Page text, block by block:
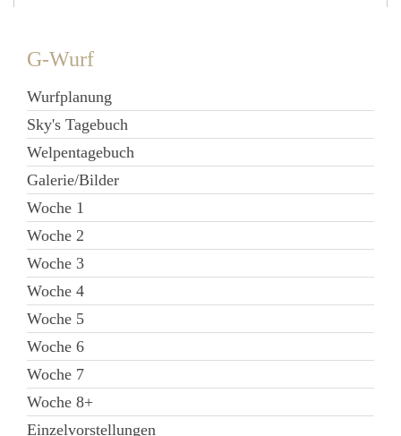
G-Wurf
Wurfplanung
Sky's Tagebuch
Welpentagebuch
Galerie/Bilder
Woche 1
Woche 2
Woche 3
Woche 4
Woche 5
Woche 6
Woche 7
Woche 8+
Einzelvorstellungen